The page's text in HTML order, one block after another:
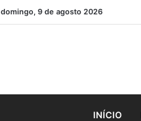
domingo, 9 de agosto 2026
INÍCIO